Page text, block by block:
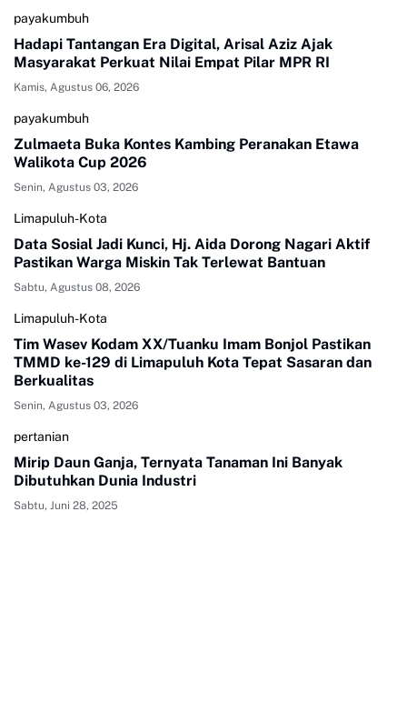
payakumbuh
Hadapi Tantangan Era Digital, Arisal Aziz Ajak
Masyarakat Perkuat Nilai Empat Pilar MPR RI
Kamis, Agustus 06, 2026
payakumbuh
Zulmaeta Buka Kontes Kambing Peranakan Etawa
Walikota Cup 2026
Senin, Agustus 03, 2026
Limapuluh-Kota
Data Sosial Jadi Kunci, Hj. Aida Dorong Nagari Aktif
Pastikan Warga Miskin Tak Terlewat Bantuan
Sabtu, Agustus 08, 2026
Limapuluh-Kota
Tim Wasev Kodam XX/Tuanku Imam Bonjol Pastikan
TMMD ke-129 di Limapuluh Kota Tepat Sasaran dan
Berkualitas
Senin, Agustus 03, 2026
pertanian
Mirip Daun Ganja, Ternyata Tanaman Ini Banyak
Dibutuhkan Dunia Industri
Sabtu, Juni 28, 2025